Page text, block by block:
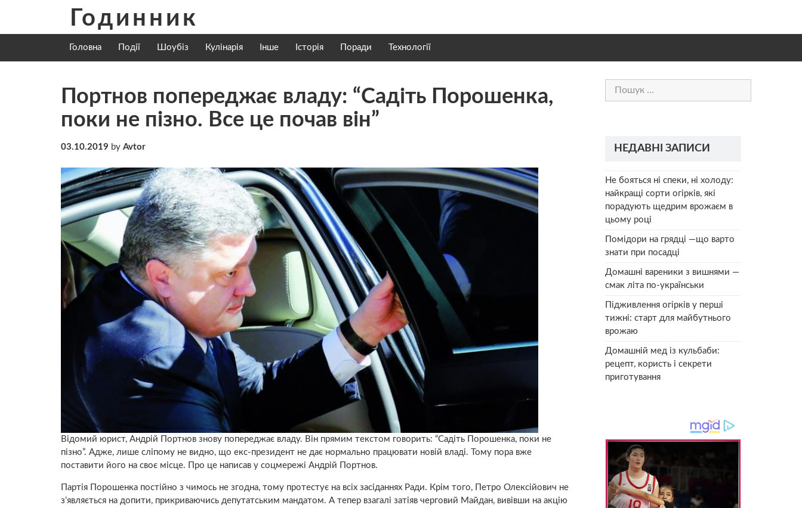
content
Годинник
Головна Події Шоубіз Кулінарія Інше Історія Поради Технології
Портнов попереджає владу: “Садіть Порошенка,
поки не пізно. Все це почав він”
03.10.2019 by Avtor
Відомий юрист, Андрій Портнов знову попереджає владу. Він прямим текстом говорить: “Садіть Порошенка, поки не
пізно”. Адже, лише сліпому не видно, що екс-президент не дає нормально працювати новій владі. Тому пора вже
поставити його на своє місце. Про це написав у соцмережі Андрій Портнов.
Партія Порошенка постійно з чимось не згодна, тому протестує на всіх засіданнях Ради. Крім того, Петро Олексійович не
з’являється на допити, прикриваючись депутатським мандатом. А тепер взагалі затіяв черговий Майдан, вивівши на акцію
Пошук:
НЕДАВНІ ЗАПИСИ
Не бояться ні спеки, ні холоду:
найкращі сорти огірків, які
порадують щедрим врожаєм в
цьому році
Помідори на грядці —що варто
знати при посадці
Домашні вареники з вишнями —
смак літа по-українськи
Підживлення огірків у перші
тижні: старт для майбутнього
врожаю
Домашній мед із кульбаби:
рецепт, користь і секрети
приготування